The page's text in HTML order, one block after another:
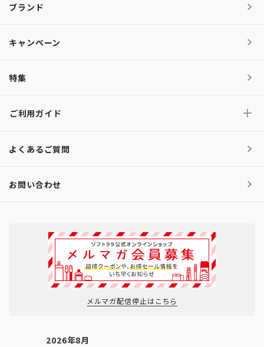
ブランド
キャンペーン
特集
ご利用ガイド
よくあるご質問
お問い合わせ
メルマガ配信停止はこちら
2026年8月